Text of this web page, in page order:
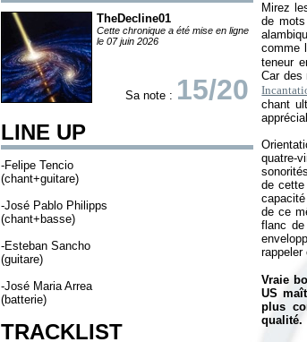
TheDecline01
Cette chronique a été mise en ligne
le 07 juin 2026
Sa note : 15/20
LINE UP
-Felipe Tencio
(chant+guitare)
-José Pablo Philipps
(chant+basse)
-Esteban Sancho
(guitare)
-José Maria Arrea
(batterie)
TRACKLIST
Mirez
de mots
comme
teneur
Car des
chant
quatre-
de cette
de ce
flanc de
Vraie
US
plus
qualité.